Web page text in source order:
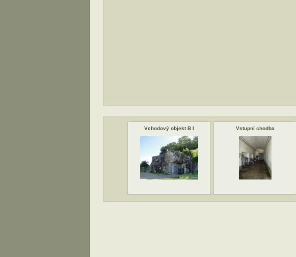
Vchodový objekt B I Vstupní chodba